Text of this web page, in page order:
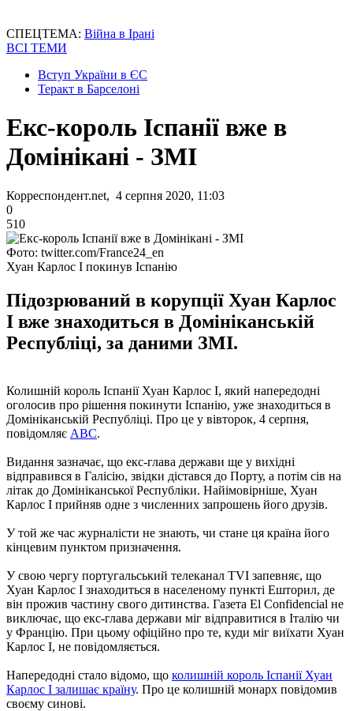
СПЕЦТЕМА: Війна в Ірані
ВСІ ТЕМИ
Вступ України в ЄС
Теракт в Барселоні
Екс-король Іспанії вже в
Домінікані - ЗМІ
Корреспондент.net, 4 серпня 2020, 11:03
0
510
Фото: twitter.com/France24_en
Хуан Карлос I покинув Іспанію
Підозрюваний в корупції Хуан Карлос
I вже знаходиться в Домініканській
Республіці, за даними ЗМІ.
Колишній король Іспанії Хуан Карлос I, який напередодні
оголосив про рішення покинути Іспанію, уже знаходиться в
Домініканській Республіці. Про це у вівторок, 4 серпня,
повідомляє ABC.
Видання зазначає, що екс-глава держави ще у вихідні
відправився в Галісію, звідки дістався до Порту, а потім сів на
літак до Домініканської Республіки. Найімовірніше, Хуан
Карлос I прийняв одне з численних запрошень його друзів.
У той же час журналісти не знають, чи стане ця країна його
кінцевим пунктом призначення.
У свою чергу португальський телеканал TVI запевняє, що
Хуан Карлос I знаходиться в населеному пункті Ешторил, де
він прожив частину свого дитинства. Газета El Confidencial не
виключає, що екс-глава держави міг відправитися в Італію чи
у Францію. При цьому офіційно про те, куди міг виїхати Хуан
Карлос I, не повідомляється.
Напередодні стало відомо, що колишній король Іспанії Хуан
Карлос I залишає країну. Про це колишній монарх повідомив
своєму синові.